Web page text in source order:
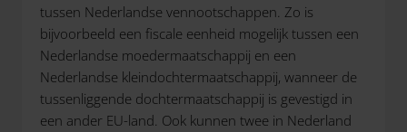
tussen Nederlandse vennootschappen. Zo is
bijvoorbeeld een fiscale eenheid mogelijk tussen een
Nederlandse moedermaatschappij en een
Nederlandse kleindochtermaatschappij, wanneer de
tussenliggende dochtermaatschappij is gevestigd in
een ander EU-land. Ook kunnen twee in Nederland